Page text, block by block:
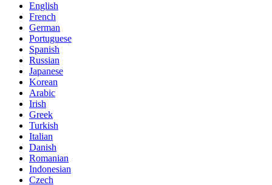
English
French
German
Portuguese
Spanish
Russian
Japanese
Korean
Arabic
Irish
Greek
Turkish
Italian
Danish
Romanian
Indonesian
Czech